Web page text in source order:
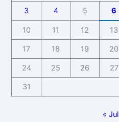
3 4 5 6
10 11 12 13
17 18 19 20
24 25 26 27
31
« Jul